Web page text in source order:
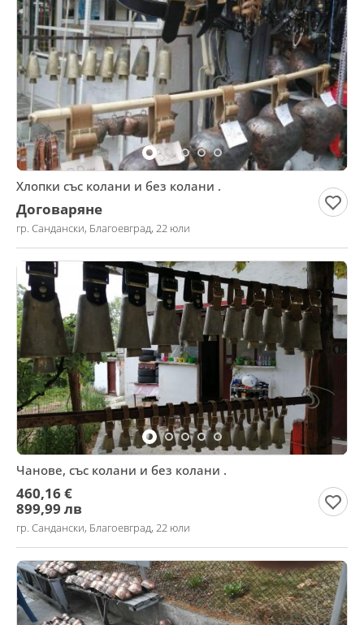
Хлопки със колани и без колани .
Договаряне
гр. Сандански, Благоевград, 22 юли
Чанове, със колани и без колани .
460,16 €
899,99 лв
гр. Сандански, Благоевград, 22 юли